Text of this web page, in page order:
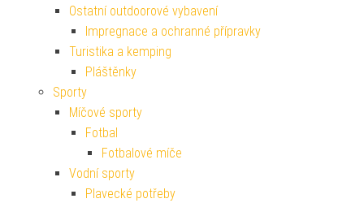
Ostatní outdoorové vybavení
Impregnace a ochranné přípravky
Turistika a kemping
Pláštěnky
Sporty
Míčové sporty
Fotbal
Fotbalové míče
Vodní sporty
Plavecké potřeby